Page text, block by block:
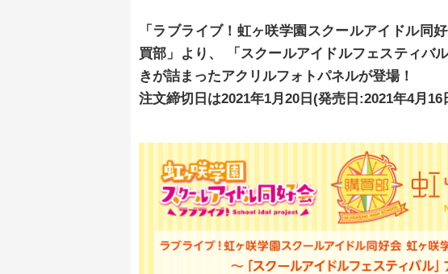
「ラブライブ！虹ヶ咲学園スクールアイドル同
買部」より、 「スクールアイドルフェスティバ
きが詰まったアクリルフォトパネルが登場！
注文締切日は2021年1月20日(発売日:2021年4月16